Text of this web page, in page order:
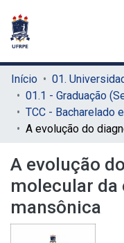
Início
01.1 - Graduação
A evolução
molecular da
mansônica